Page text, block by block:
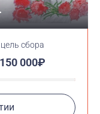
цель сбора
150 000₽